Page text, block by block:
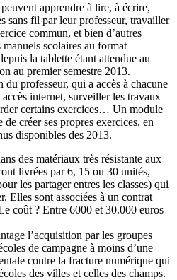
apprendre à lire, à écrire,
sans fil par leur professeur, travailler
commun, et bien d’autres
manuels scolaires au format
la tablette étant attendue au
au premier semestre 2013.
professeur, qui a accès à chacune
internet, surveiller les travaux
certains exercices… Un module
créer ses propres exercices, en
disponibles des 2013.
des matériaux très résistante aux
livrées par 6, 15 ou 30 unités,
les partager entres les classes) qui
Elles sont associées à un contrat
coût ? Entre 6000 et 30.000 euros
l’acquisition par les groupes
de campagne à moins d’une
contre la fracture numérique qui
des villes et celles des champs.